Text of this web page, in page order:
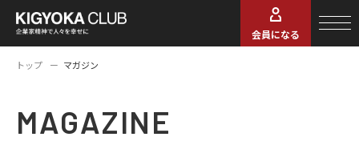
会員になる
トップ マガジン
MAGAZINE